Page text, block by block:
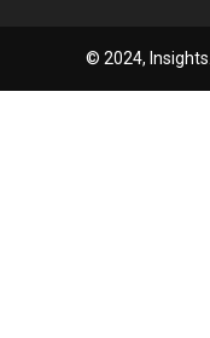
© 2024,